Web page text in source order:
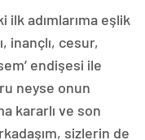
ilk adımlarıma eşlik
inançlı, cesur,
endişesi ile
neyse onun
kararlı ve son
sizlerin de